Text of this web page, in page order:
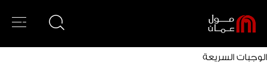
الوجبات السريعة